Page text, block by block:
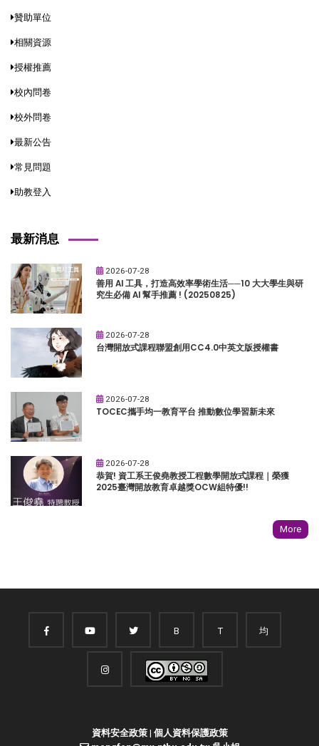
贊助單位
相關資源
授權推薦
校內問卷
校外問卷
最新公告
常見問題
助教登入
最新消息
2026-07-28
善用 AI 工具，打造高效率學術生活──10 大大學生與研
究生必備 AI 幫手推薦 ! (20250825)
2026-07-28
台灣開放式課程聯盟創用CC4.0中英文版授權書
2026-07-28
TOCEC攜手均一教育平台 推動數位學習新未來
2026-07-28
恭賀! 資工系王俊堯教授工程數學開放式課程｜榮獲
2025臺灣開放教育卓越獎OCW組特優!!
More
B T 均
資料安全政策| 個人資料保護政策